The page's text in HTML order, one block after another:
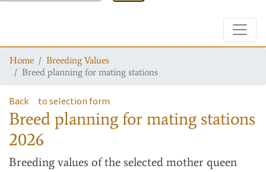
Home
Breeding Values
Breed planning for mating stations
Back to selection form
Breed planning for mating stations
2026
Breeding values of the selected mother queen